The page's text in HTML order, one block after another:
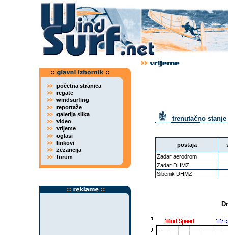
početna stranica
regate
windsurfing
reportaže
galerija slika
video
vrijeme
oglasi
linkovi
zezancija
forum
trenutačno stanje
postaja
Zadar aerodrom
Zadar DHMZ
Šibenik DHMZ